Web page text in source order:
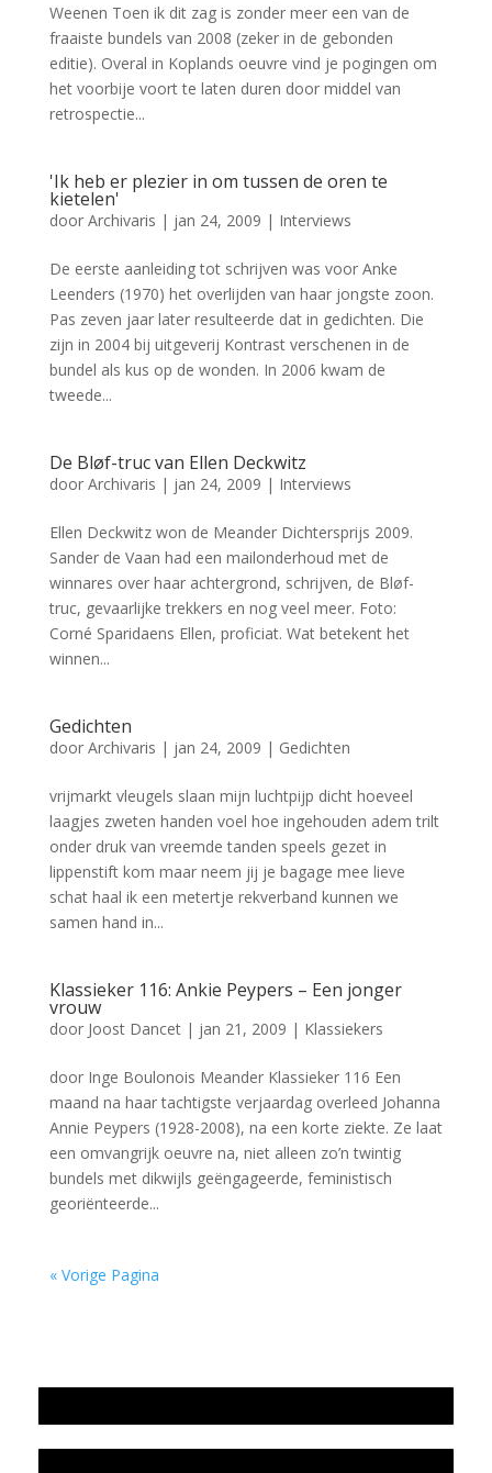
Weenen Toen ik dit zag is zonder meer een van de
fraaiste bundels van 2008 (zeker in de gebonden
editie). Overal in Koplands oeuvre vind je pogingen om
het voorbije voort te laten duren door middel van
retrospectie...
'Ik heb er plezier in om tussen de oren te
kietelen'
door Archivaris | jan 24, 2009 | Interviews
De eerste aanleiding tot schrijven was voor Anke
Leenders (1970) het overlijden van haar jongste zoon.
Pas zeven jaar later resulteerde dat in gedichten. Die
zijn in 2004 bij uitgeverij Kontrast verschenen in de
bundel als kus op de wonden. In 2006 kwam de
tweede...
De Bløf-truc van Ellen Deckwitz
door Archivaris | jan 24, 2009 | Interviews
Ellen Deckwitz won de Meander Dichtersprijs 2009.
Sander de Vaan had een mailonderhoud met de
winnares over haar achtergrond, schrijven, de Bløf-
truc, gevaarlijke trekkers en nog veel meer. Foto:
Corné Sparidaens Ellen, proficiat. Wat betekent het
winnen...
Gedichten
door Archivaris | jan 24, 2009 | Gedichten
vrijmarkt vleugels slaan mijn luchtpijp dicht hoeveel
laagjes zweten handen voel hoe ingehouden adem trilt
onder druk van vreemde tanden speels gezet in
lippenstift kom maar neem jij je bagage mee lieve
schat haal ik een metertje rekverband kunnen we
samen hand in...
Klassieker 116: Ankie Peypers – Een jonger
vrouw
door Joost Dancet| jan 21, 2009 | Klassiekers
door Inge Boulonois Meander Klassieker 116 Een
maand na haar tachtigste verjaardag overleed Johanna
Annie Peypers (1928-2008), na een korte ziekte. Ze laat
een omvangrijk oeuvre na, niet alleen zo’n twintig
bundels met dikwijls geëngageerde, feministisch
georiënteerde...
« Vorige Pagina